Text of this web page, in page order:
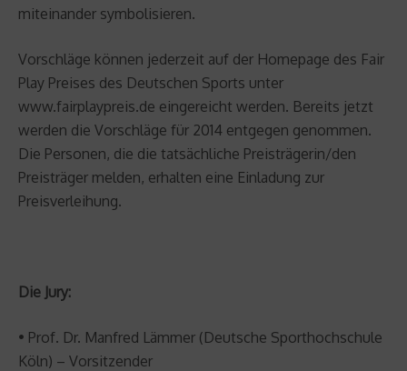
miteinander symbolisieren.
Vorschläge können jederzeit auf der Homepage des Fair
Play Preises des Deutschen Sports unter
www.fairplaypreis.de eingereicht werden. Bereits jetzt
werden die Vorschläge für 2014 entgegen genommen.
Die Personen, die die tatsächliche Preisträgerin/den
Preisträger melden, erhalten eine Einladung zur
Preisverleihung.
Die Jury:
• Prof. Dr. Manfred Lämmer (Deutsche Sporthochschule
Köln) – Vorsitzender